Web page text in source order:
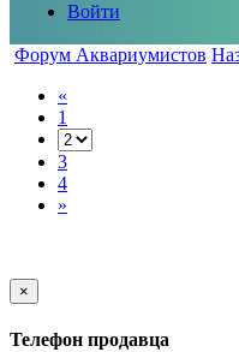
Войти
Форум Аквариумистов
«
1
3
4
»
×
Телефон продавца